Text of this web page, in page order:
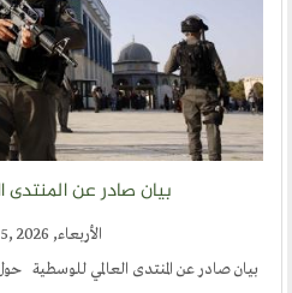
الحوار في القران الكريم
الحوار في السيرة
الحوار في الاسلام
الحوار مع الاخر
المحاضرات
بيان صادر عن
الأربعاء, August 5, 2026
بيان صادر عن المنتدى العالمي للوسطية